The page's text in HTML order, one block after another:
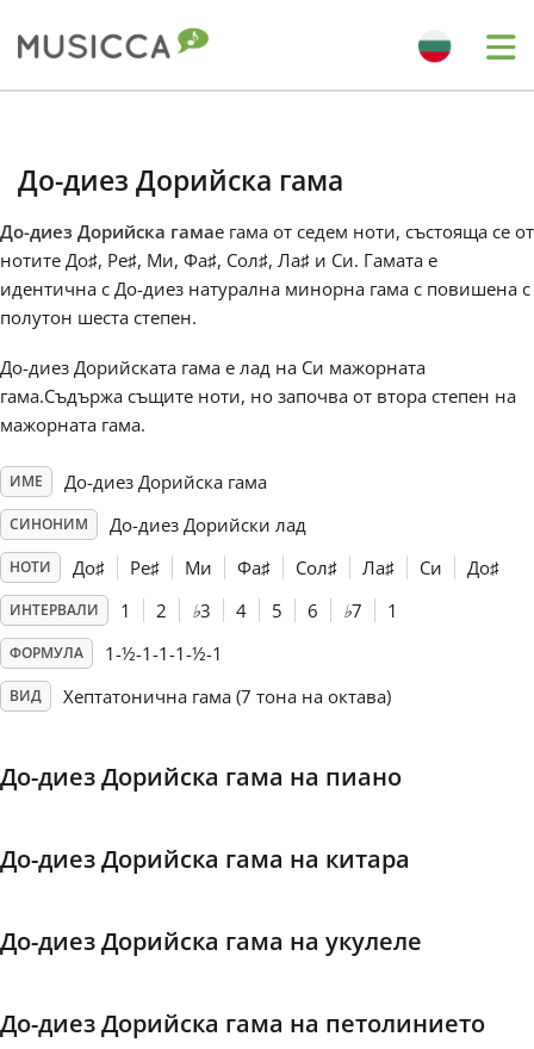
Български
Dansk
English
Français
한국어
Português
До-диез Дорийска гама
До-диез Дорийска гамае гама от седем ноти, състояща се от
нотите До♯, Ре♯, Ми, Фа♯, Сол♯, Ла♯ и Си. Гамата е
идентична с До-диез натурална минорна гама с повишена с
полутон шеста степен.
До-диез Дорийската гама е лад на Си мажорната
гама.Съдържа същите ноти, но започва от втора степен на
мажорната гама.
ИМЕ До-диез Дорийска гама
СИНОНИМ До-диез Дорийски лад
НОТИ До♯ Ре♯ Ми Фа♯ Сол♯ Ла♯ Си До♯
ИНТЕРВАЛИ 1 2 ♭3 4 5 6 ♭7 1
ФОРМУЛА 1-½-1-1-1-½-1
ВИД Хептатонична гама (7 тона на октава)
До-диез Дорийска гама на пиано
До-диез Дорийска гама на китара
До-диез Дорийска гама на укулеле
До-диез Дорийска гама на петолинието